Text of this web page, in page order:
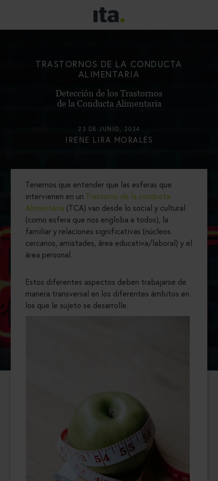
TRASTORNOS DE LA CONDUCTA
ALIMENTARIA
Detección de los Trastornos
de la Conducta Alimentaria
23 DE JUNIO, 2024
IRENE LIRA MORALES
Tenemos que entender que las esferas que
intervienen en un Trastorno de la conducta
Alimentaria (TCA) van desde lo social y cultural
(como esfera que nos engloba a todos), la
familiar y relaciones significativas (núcleos
cercanos, amistades, área educativa/laboral) y el
área personal.
Estos diferentes aspectos deben trabajarse de
manera transversal en los diferentes ámbitos en
los que le sujeto se desarrolle.